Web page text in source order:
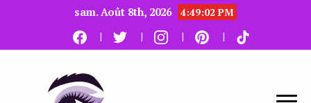
sam. Août 8th, 2026 4:49:03 PM